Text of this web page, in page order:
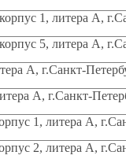
1, литера А,
5, литера А,
А, г.Санкт-
А, г.Санкт-
1, литера А,
2, литера А,